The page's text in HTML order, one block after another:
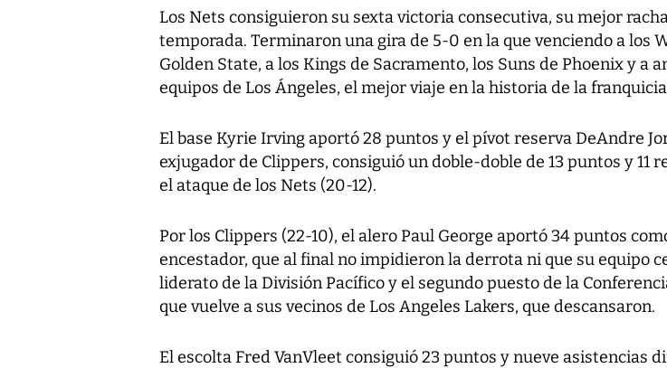
Los Nets consiguieron su sexta victoria consecutiva, su mejor
temporada. Terminaron una gira de 5-0 en la que venciendo a los
Golden State, a los Kings de Sacramento, los Suns de Phoenix y a
equipos de Los Ángeles, el mejor viaje en la historia de la
El base Kyrie Irving aportó 28 puntos y el pívot reserva DeAndre
exjugador de Clippers, consiguió un doble-doble de 13 puntos y 11
el ataque de los Nets (20-12).
Por los Clippers (22-10), el alero Paul George aportó 34 puntos
encestador, que al final no impidieron la derrota ni que su equipo
liderato de la División Pacífico y el segundo puesto de la
que vuelve a sus vecinos de Los Angeles Lakers, que descansaron.
El escolta Fred VanVleet consiguió 23 puntos y nueve asistencias